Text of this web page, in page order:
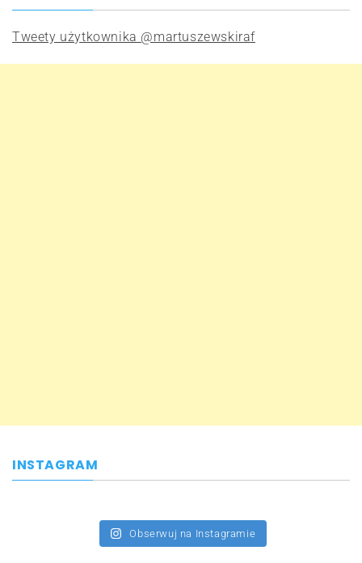
Tweety użytkownika @martuszewskiraf
INSTAGRAM
Obserwuj na Instagramie